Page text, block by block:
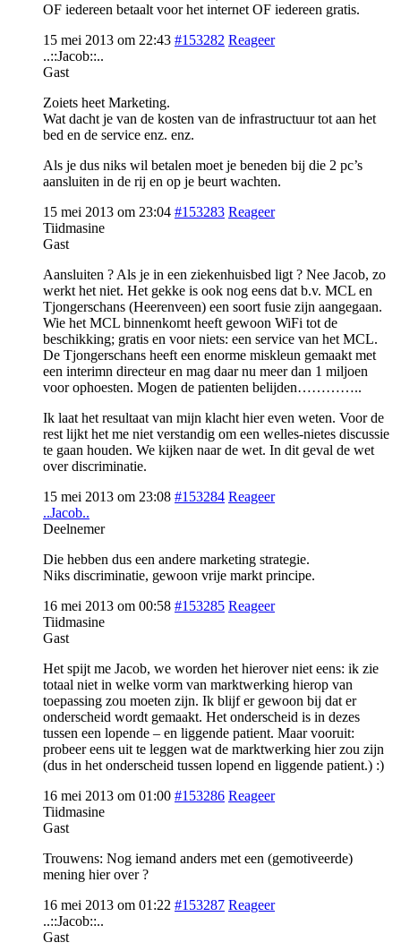
OF iedereen betaalt voor het internet OF iedereen gratis.
15 mei 2013 om 22:43 #153282 Reageer
..::Jacob::..
Gast
Zoiets heet Marketing.
Wat dacht je van de kosten van de infrastructuur tot aan het
bed en de service enz. enz.
Als je dus niks wil betalen moet je beneden bij die 2 pc’s
aansluiten in de rij en op je beurt wachten.
15 mei 2013 om 23:04 #153283 Reageer
Tiidmasine
Gast
Aansluiten ? Als je in een ziekenhuisbed ligt ? Nee Jacob, zo
werkt het niet. Het gekke is ook nog eens dat b.v. MCL en
Tjongerschans (Heerenveen) een soort fusie zijn aangegaan.
Wie het MCL binnenkomt heeft gewoon WiFi tot de
beschikking; gratis en voor niets: een service van het MCL.
De Tjongerschans heeft een enorme miskleun gemaakt met
een interimn directeur en mag daar nu meer dan 1 miljoen
voor ophoesten. Mogen de patienten belijden…………..
Ik laat het resultaat van mijn klacht hier even weten. Voor de
rest lijkt het me niet verstandig om een welles-nietes discussie
te gaan houden. We kijken naar de wet. In dit geval de wet
over discriminatie.
15 mei 2013 om 23:08 #153284 Reageer
..Jacob..
Deelnemer
Die hebben dus een andere marketing strategie.
Niks discriminatie, gewoon vrije markt principe.
16 mei 2013 om 00:58 #153285 Reageer
Tiidmasine
Gast
Het spijt me Jacob, we worden het hierover niet eens: ik zie
totaal niet in welke vorm van marktwerking hierop van
toepassing zou moeten zijn. Ik blijf er gewoon bij dat er
onderscheid wordt gemaakt. Het onderscheid is in dezes
tussen een lopende – en liggende patient. Maar vooruit:
probeer eens uit te leggen wat de marktwerking hier zou zijn
(dus in het onderscheid tussen lopend en liggende patient.) :)
16 mei 2013 om 01:00 #153286 Reageer
Tiidmasine
Gast
Trouwens: Nog iemand anders met een (gemotiveerde)
mening hier over ?
16 mei 2013 om 01:22 #153287 Reageer
..::Jacob::..
Gast